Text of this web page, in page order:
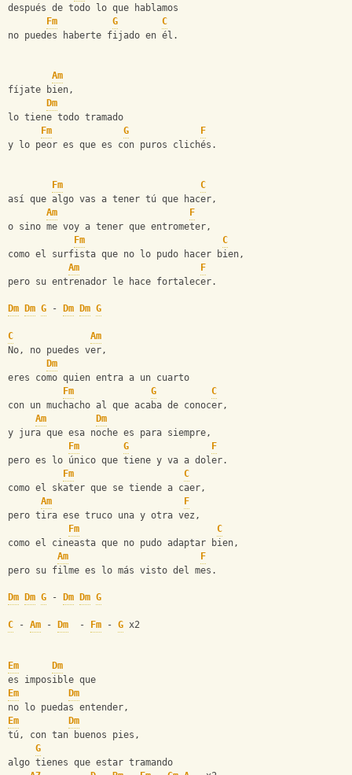
después de todo lo que hablamos
Fm
G
C
no puedes haberte fijado en él.
Am
fíjate bien,
Dm
lo tiene todo tramado
Fm
G
F
y lo peor es que es con puros clichés.
Fm
C
así que algo vas a tener tú que hacer,
Am
F
o sino me voy a tener que entrometer,
Fm
C
como el surfista que no lo pudo hacer bien,
Am
F
pero su entrenador le hace fortalecer.
Dm Dm G - Dm Dm G
C
Am
No, no puedes ver,
Dm
eres como quien entra a un cuarto
Fm
G
C
con un muchacho al que acaba de conocer,
Am
Dm
y jura que esa noche es para siempre,
Fm
G
F
pero es lo único que tiene y va a doler.
Fm
C
como el skater que se tiende a caer,
Am
F
pero tira ese truco una y otra vez,
Fm
C
como el cineasta que no pudo adaptar bien,
Am
F
pero su filme es lo más visto del mes.
Dm Dm G - Dm Dm G
C - Am - Dm
  -
Fm - G x2
Em
Dm
es imposible que
Em
Dm
no lo puedas entender,
Em
Dm
tú, con tan buenos pies,
G
algo tienes que estar tramando